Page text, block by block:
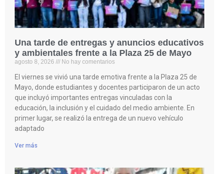
Una tarde de entregas y anuncios educativos
y ambientales frente a la Plaza 25 de Mayo
agosto 8, 2026 No hay comentarios
El viernes se vivió una tarde emotiva frente a la Plaza 25 de
Mayo, donde estudiantes y docentes participaron de un acto
que incluyó importantes entregas vinculadas con la
educación, la inclusión y el cuidado del medio ambiente. En
primer lugar, se realizó la entrega de un nuevo vehículo
adaptado
Ver más